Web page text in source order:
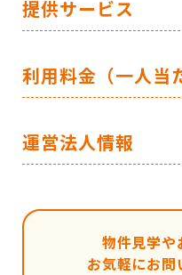
提供サービス
利用料金（一人当
運営法人情報
物件見学や
お気軽にお問